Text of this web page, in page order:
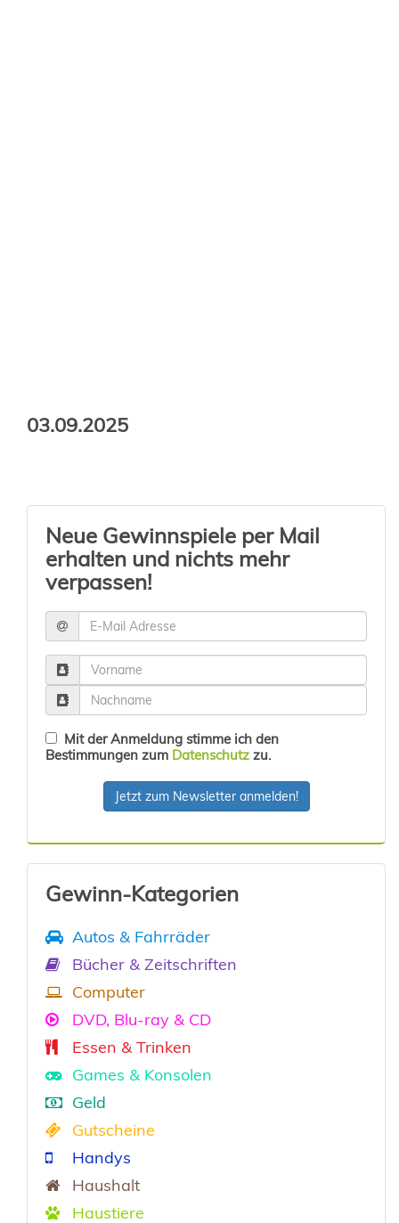
03.09.2025
Neue Gewinnspiele per Mail
erhalten und nichts mehr
verpassen!
Mit der Anmeldung stimme ich den
Bestimmungen zum Datenschutz zu.
Jetzt zum Newsletter anmelden!
Gewinn-Kategorien
Autos & Fahrräder
Bücher & Zeitschriften
Computer
DVD, Blu-ray & CD
Essen & Trinken
Games & Konsolen
Geld
Gutscheine
Handys
Haushalt
Haustiere